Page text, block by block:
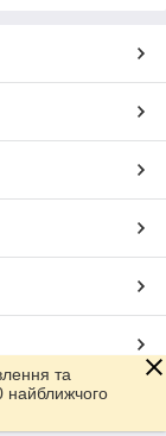
та
найближчого